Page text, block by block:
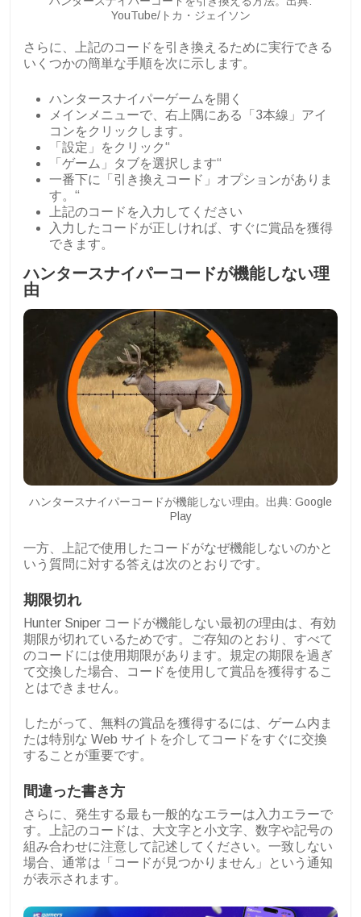
YouTube/トカ・ジェイソン
さらに、上記のコードを引き換えるために実行できる
いくつかの簡単な手順を次に示します。
ハンタースナイパーゲームを開く
メインメニューで、右上隅にある「3本線」アイ
コンをクリックします。
「設定」をクリック“
「ゲーム」タブを選択します“
一番下に「引き換えコード」オプションがありま
す。“
上記のコードを入力してください
入力したコードが正しければ、すぐに賞品を獲得
できます。
ハンタースナイパーコードが機能しない理
由
ハンタースナイパーコードが機能しない理由。出典: Google
Play
一方、上記で使用したコードがなぜ機能しないのかと
いう質問に対する答えは次のとおりです。
期限切れ
Hunter Sniper コードが機能しない最初の理由は、有効
期限が切れているためです。ご存知のとおり、すべて
のコードには使用期限があります。規定の期限を過ぎ
て交換した場合、コードを使用して賞品を獲得するこ
とはできません。
したがって、無料の賞品を獲得するには、ゲーム内ま
たは特別な Web サイトを介してコードをすぐに交換
することが重要です。
間違った書き方
さらに、発生する最も一般的なエラーは入力エラーで
す。上記のコードは、大文字と小文字、数字や記号の
組み合わせに注意して記述してください。一致しない
場合、通常は「コードが見つかりません」という通知
が表示されます。